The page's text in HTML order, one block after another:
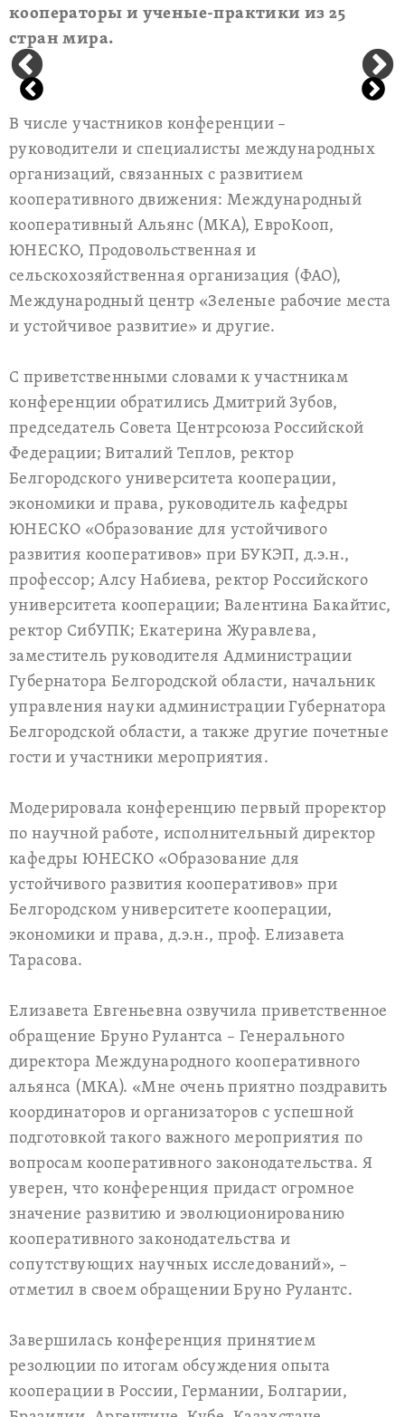
кооператоры и ученые-практики из 25
стран мира.
В числе участников конференции –
руководители и специалисты международных
организаций, связанных с развитием
кооперативного движения: Международный
кооперативный Альянс (МКА), ЕвроКооп,
ЮНЕСКО, Продовольственная и
сельскохозяйственная организация (ФАО),
Международный центр «Зеленые рабочие места
и устойчивое развитие» и другие.
С приветственными словами к участникам
конференции обратились Дмитрий Зубов,
председатель Совета Центрсоюза Российской
Федерации; Виталий Теплов, ректор
Белгородского университета кооперации,
экономики и права, руководитель кафедры
ЮНЕСКО «Образование для устойчивого
развития кооперативов» при БУКЭП, д.э.н.,
профессор; Алсу Набиева, ректор Российского
университета кооперации; Валентина Бакайтис,
ректор СибУПК; Екатерина Журавлева,
заместитель руководителя Администрации
Губернатора Белгородской области, начальник
управления науки администрации Губернатора
Белгородской области, а также другие почетные
гости и участники мероприятия.
Модерировала конференцию первый проректор
по научной работе, исполнительный директор
кафедры ЮНЕСКО «Образование для
устойчивого развития кооперативов» при
Белгородском университете кооперации,
экономики и права, д.э.н., проф. Елизавета
Тарасова.
Елизавета Евгеньевна озвучила приветственное
обращение Бруно Рулантса – Генерального
директора Международного кооперативного
альянса (МКA). «Мне очень приятно поздравить
координаторов и организаторов с успешной
подготовкой такого важного мероприятия по
вопросам кооперативного законодательства. Я
уверен, что конференция придаст огромное
значение развитию и эволюционированию
кооперативного законодательства и
сопутствующих научных исследований», –
отметил в своем обращении Бруно Рулантс.
Завершилась конференция принятием
резолюции по итогам обсуждения опыта
кооперации в России, Германии, Болгарии,